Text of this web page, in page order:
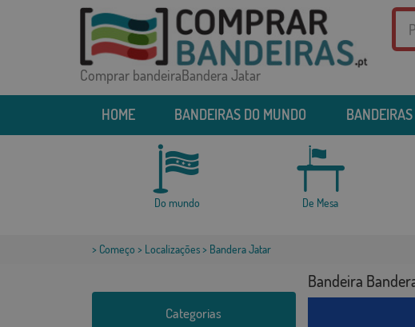
Comprar bandeiraBandera Jatar
HOME BANDEIRAS DO MUNDO
Do mundo De Mesa
> Começo > Localizações> Bandera Jatar
Categorias
Bandeira